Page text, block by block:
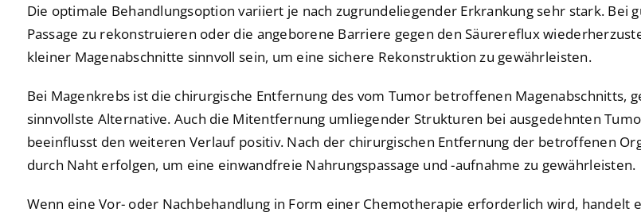
Die optimale Behandlungsoption variiert je nach zugrundeliegender Erkrankung sehr stark.
Passage zu rekonstruieren oder die angeborene Barriere gegen den Säurereflux
kleiner Magenabschnitte sinnvoll sein, um eine sichere Rekonstruktion zu gewährleisten.
Bei Magenkrebs ist die chirurgische Entfernung des vom Tumor betroffenen Magenabschnitts,
sinnvollste Alternative. Auch die Mitentfernung umliegender Strukturen bei ausgedehnten
beeinflusst den weiteren Verlauf positiv. Nach der chirurgischen Entfernung der betroffenen
durch Naht erfolgen, um eine einwandfreie Nahrungspassage und -aufnahme zu gewährleisten.
Wenn eine Vor- oder Nachbehandlung in Form einer Chemotherapie erforderlich wird, handelt